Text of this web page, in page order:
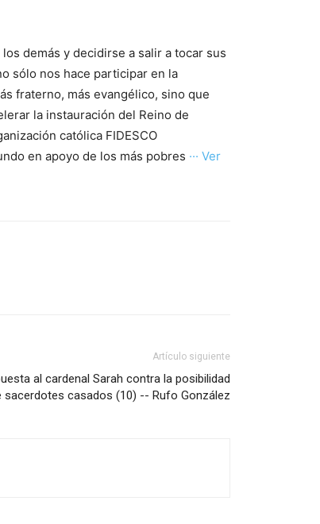
demás y decidirse a salir a tocar sus
sólo nos hace participar en la
fraterno, más evangélico, sino que
la instauración del Reino de
católica FIDESCO
en apoyo de los más pobres ··· Ver
Artículo siguiente
al cardenal Sarah contra la posibilidad
sacerdotes casados (10) -- Rufo González